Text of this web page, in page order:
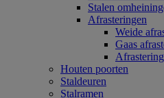
Stalen
Afrasteringen
Weide
Gaas
Houten poorten
Staldeuren
Stalramen